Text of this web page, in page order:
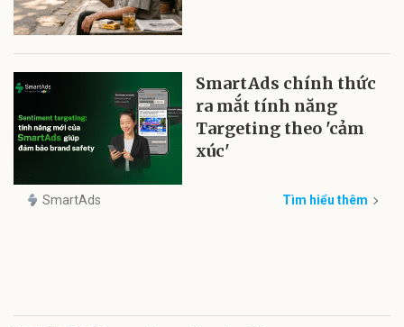
SmartAds chính thức
ra mắt tính năng
Targeting theo 'cảm
xúc'
SmartAds Tìm hiểu thêm